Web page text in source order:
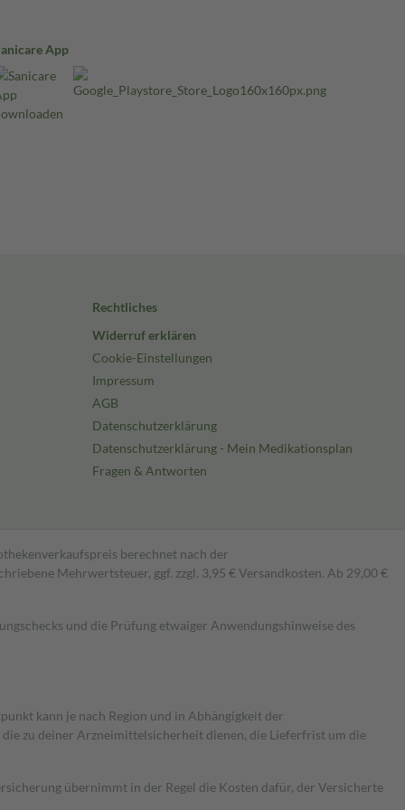
App
Rechtliches
Widerruf erklären
Cookie-Einstellungen
Impressum
AGB
Datenschutzerklärung
Datenschutzerklärung - Mein Medikationsplan
Fragen & Antworten
berechnet nach der
Mehrwertsteuer, ggf. zzgl. 3,95 € Versandkosten. Ab 29,00 €
und die Prüfung etwaiger Anwendungshinweise des
kann je nach Region und in Abhängigkeit der
zu deiner Arzneimittelsicherheit dienen, die Lieferfrist um die
übernimmt in der Regel die Kosten dafür, der Versicherte